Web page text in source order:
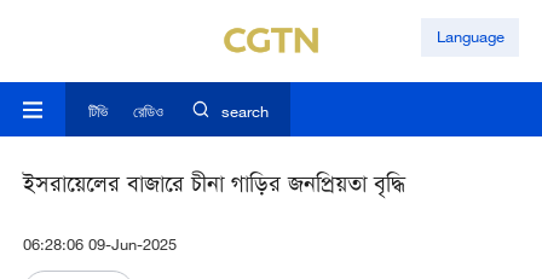
Language
টিভি রেডিও search
ইসরায়েলের বাজারে চীনা গাড়ির জনপ্রিয়তা বৃদ্ধি
06:28:06 09-Jun-2025